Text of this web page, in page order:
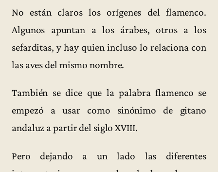
No están claros los orígenes del flamenco.
Algunos apuntan a los árabes, otros a los
sefarditas, y hay quien incluso lo relaciona con
las aves del mismo nombre.
También se dice que la palabra flamenco se
empezó a usar como sinónimo de gitano
andaluz a partir del siglo XVIII.
Pero dejando a un lado las diferentes